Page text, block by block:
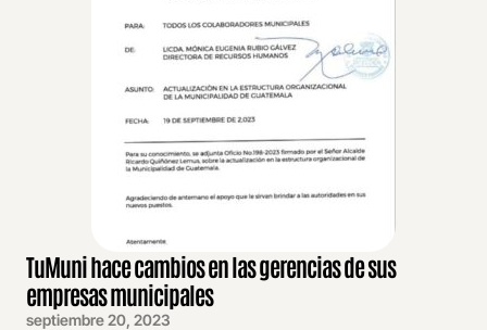
TuMuni hace cambios en las gerencias de sus
empresas municipales
septiembre 20, 2023